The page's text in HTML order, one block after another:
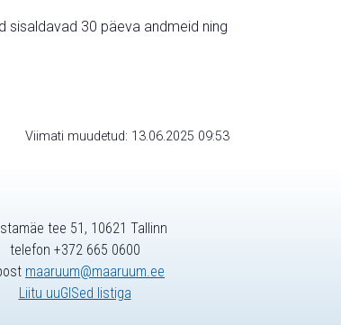
sisaldavad 30 päeva andmeid ning
Viimati muudetud: 13.06.2025 09:53
tee 51, 10621 Tallinn
telefon +372 665 0600
maaruum@maaruum.ee
Liitu uuGISed listiga